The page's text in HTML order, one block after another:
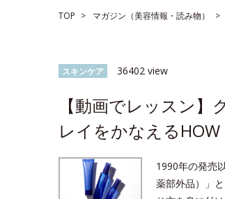
TOP マガジン（美容情報・読み物）
スキンケア 36402 view
【動画でレッスン
レイをかなえるHOW
1990年の発売
薬部外品）」